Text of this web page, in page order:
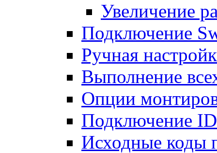
Увеличение
Подключение
Ручная
Выполнение
Опции
Подключение
Исходные коды